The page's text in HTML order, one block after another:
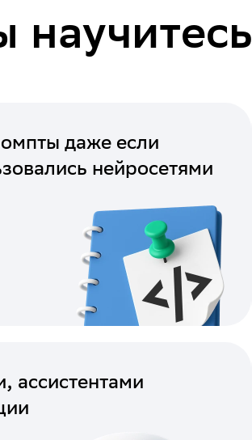
научитесь
даже если
нейросетями
ассистентами